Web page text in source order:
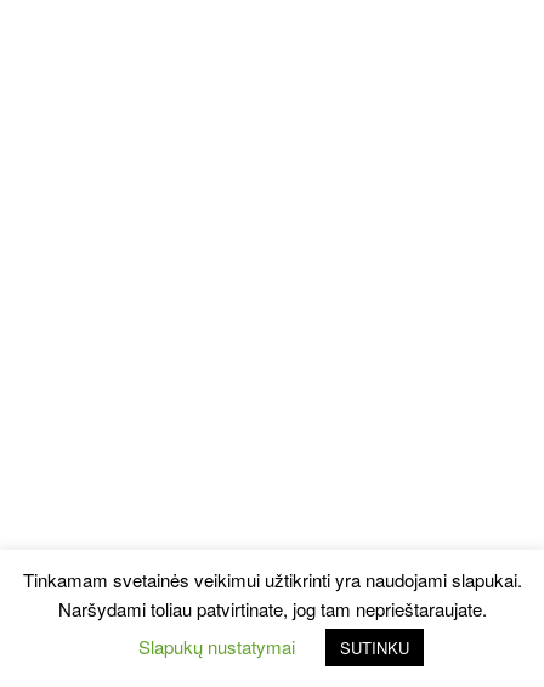
Tinkamam svetainės veikimui užtikrinti yra naudojami slapukai.
Naršydami toliau patvirtinate, jog tam neprieštaraujate.
Slapukų nustatymai
SUTINKU